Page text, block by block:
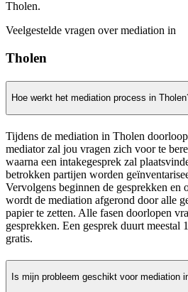
Tholen.
Veelgestelde vragen over mediation in
Tholen
Hoe werkt het mediation process in
Tijdens de mediation in Tholen
mediator zal jou vragen zich voor te
waarna een intakegesprek zal
betrokken partijen worden
Vervolgens beginnen de gesprekken en
wordt de mediation afgerond door alle
papier te zetten. Alle fasen doorlopen
gesprekken. Een gesprek duurt meestal
gratis.
Is mijn probleem geschikt voor mediation